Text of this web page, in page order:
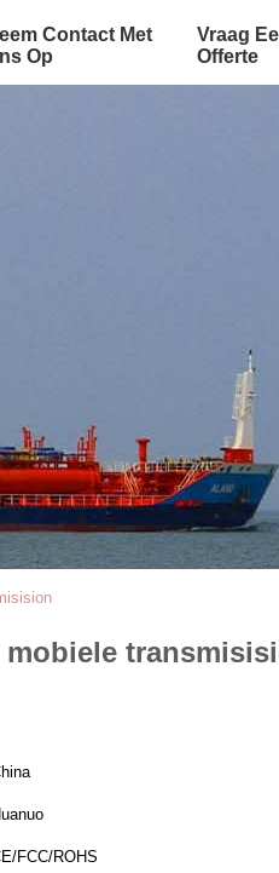
Contact Met
Op
Vraag
Offerte
mobiele
FCC/ROHS